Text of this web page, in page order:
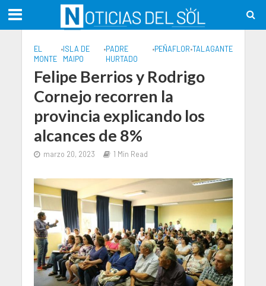
EL
MONTE
•ISLA DE
MAIPO
•PADRE
HURTADO
•PEÑAFLOR•TALAGANTE
Felipe Berrios y Rodrigo
Cornejo recorren la
provincia explicando los
alcances de 8%
marzo 20, 2023 1 Min Read